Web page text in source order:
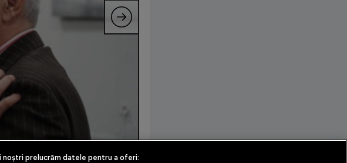
prelucrăm datele pentru a oferi: